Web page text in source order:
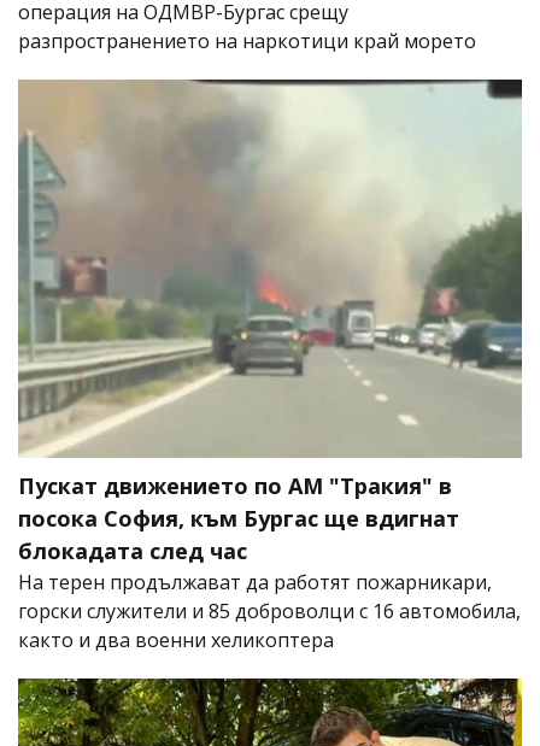
операция на ОДМВР-Бургас срещу
разпространението на наркотици край морето
Пускат движението по АМ "Тракия" в
посока София, към Бургас ще вдигнат
блокадата след час
На терен продължават да работят пожарникари,
горски служители и 85 доброволци с 16 автомобила,
както и два военни хеликоптера